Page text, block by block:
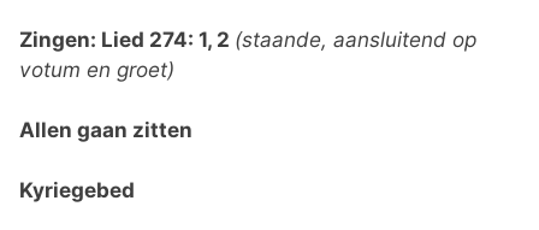
Zingen: Lied 274: 1, 2 (staande, aansluitend op
votum en groet)
Allen gaan zitten
Kyriegebed